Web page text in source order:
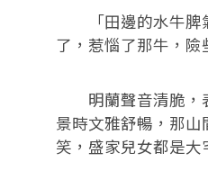
「田邊的水牛脾氣
了，惹惱了那牛，險
明蘭聲音清脆，表
景時文雅舒暢，那
笑，盛家兒女都是大